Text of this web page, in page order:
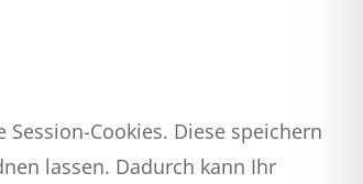
Cookies. Diese speichern
lassen. Dadurch kann Ihr